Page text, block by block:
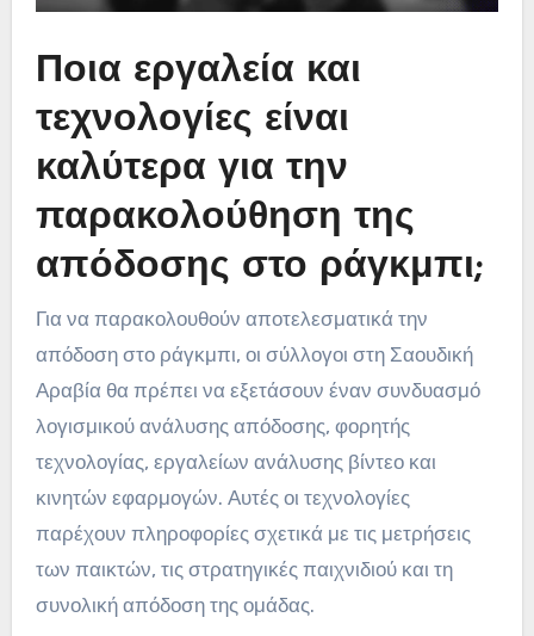
Ποια εργαλεία και
τεχνολογίες είναι
καλύτερα για την
παρακολούθηση της
απόδοσης στο ράγκμπι;
Για να παρακολουθούν αποτελεσματικά την
απόδοση στο ράγκμπι, οι σύλλογοι στη Σαουδική
Αραβία θα πρέπει να εξετάσουν έναν συνδυασμό
λογισμικού ανάλυσης απόδοσης, φορητής
τεχνολογίας, εργαλείων ανάλυσης βίντεο και
κινητών εφαρμογών. Αυτές οι τεχνολογίες
παρέχουν πληροφορίες σχετικά με τις μετρήσεις
των παικτών, τις στρατηγικές παιχνιδιού και τη
συνολική απόδοση της ομάδας.